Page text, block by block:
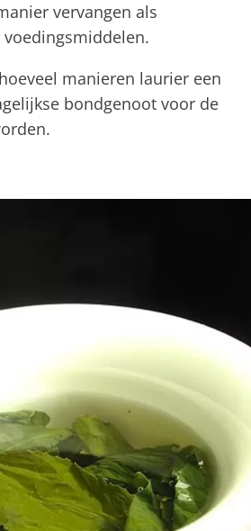
vervangen als
manieren laurier een
bondgenoot voor de